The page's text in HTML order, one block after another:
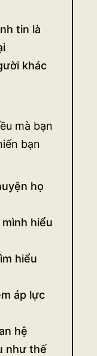
tin là
khác
mà bạn
bạn
họ
hiểu
hiểu
áp lực
hệ
như thế